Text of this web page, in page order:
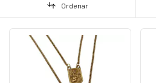
Ordenar